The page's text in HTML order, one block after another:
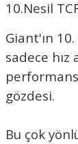
10.Nesil
Giant'ın
sadece hız
gözdesi.
Bu çok